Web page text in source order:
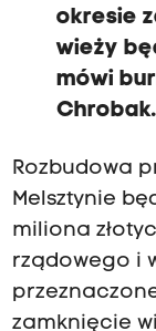
okresie
wieży
mówi
Chrobak.
Rozbudowa
Melsztynie
miliona
rządowego i
zamknięcie